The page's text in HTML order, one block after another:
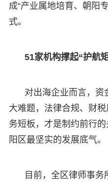
成“产业属地培育、朝阳
式。
51家机构撑起“护航
对出海企业而言，资
大难题，法律合规、财
务短板，才是制约前行
阳区最坚实的发展底气。
目前，全区律师事